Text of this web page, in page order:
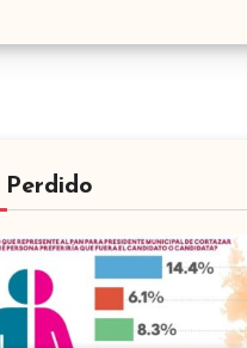
Perdido